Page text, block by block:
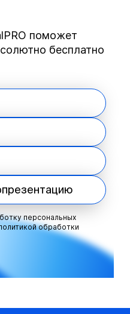
поможет
бесплатно
персональных
обработки